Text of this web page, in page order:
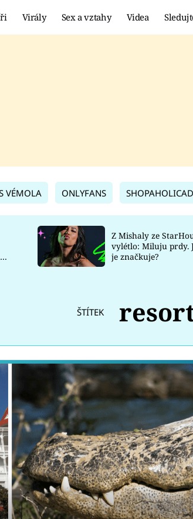
Virály Sex a vztahy Videa
VÉMOLA ONLYFANS
Z Mishaly ze
vylétlo: Miluju prdy.
je značkuje?
ŠTÍTEK